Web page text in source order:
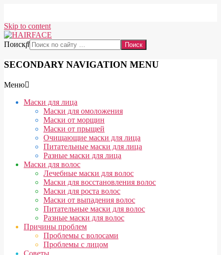
Skip to content
Поиск
SECONDARY NAVIGATION MENU
Меню
Маски для лица
Маски для омоложения
Маски от морщин
Маски от прыщей
Очищающие маски для лица
Питательные маски для лица
Разные маски для лица
Маски для волос
Лечебные маски для волос
Маски для восстановления волос
Маски для роста волос
Маски от выпадения волос
Питательные маски для волос
Разные маски для волос
Причины проблем
Проблемы с волосами
Проблемы с лицом